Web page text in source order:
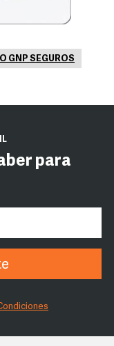
GNP SEGUROS
para